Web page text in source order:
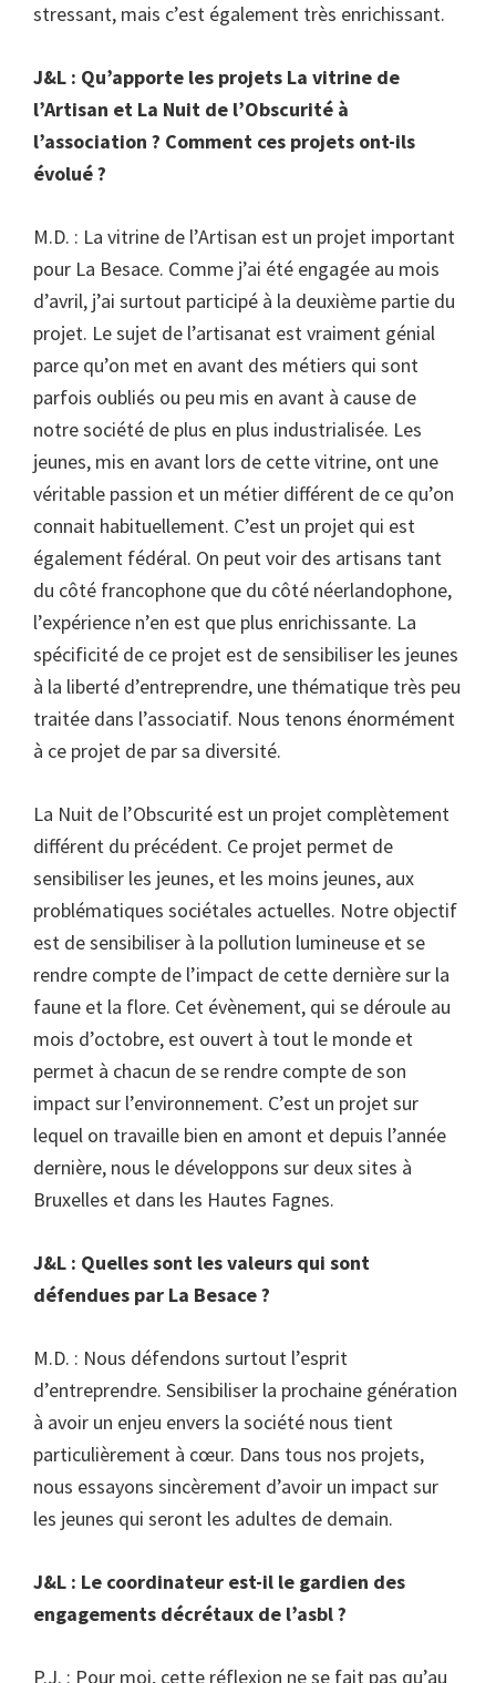
stressant, mais c’est également très enrichissant.
J&L : Qu’apporte les projets La vitrine de
l’Artisan et La Nuit de l’Obscurité à
l’association ? Comment ces projets ont-ils
évolué ?
M.D. : La vitrine de l’Artisan est un projet important
pour La Besace. Comme j’ai été engagée au mois
d’avril, j’ai surtout participé à la deuxième partie du
projet. Le sujet de l’artisanat est vraiment génial
parce qu’on met en avant des métiers qui sont
parfois oubliés ou peu mis en avant à cause de
notre société de plus en plus industrialisée. Les
jeunes, mis en avant lors de cette vitrine, ont une
véritable passion et un métier différent de ce qu’on
connait habituellement. C’est un projet qui est
également fédéral. On peut voir des artisans tant
du côté francophone que du côté néerlandophone,
l’expérience n’en est que plus enrichissante. La
spécificité de ce projet est de sensibiliser les jeunes
à la liberté d’entreprendre, une thématique très peu
traitée dans l’associatif. Nous tenons énormément
à ce projet de par sa diversité.
La Nuit de l’Obscurité est un projet complètement
différent du précédent. Ce projet permet de
sensibiliser les jeunes, et les moins jeunes, aux
problématiques sociétales actuelles. Notre objectif
est de sensibiliser à la pollution lumineuse et se
rendre compte de l’impact de cette dernière sur la
faune et la flore. Cet évènement, qui se déroule au
mois d’octobre, est ouvert à tout le monde et
permet à chacun de se rendre compte de son
impact sur l’environnement. C’est un projet sur
lequel on travaille bien en amont et depuis l’année
dernière, nous le développons sur deux sites à
Bruxelles et dans les Hautes Fagnes.
J&L : Quelles sont les valeurs qui sont
défendues par La Besace ?
M.D. : Nous défendons surtout l’esprit
d’entreprendre. Sensibiliser la prochaine génération
à avoir un enjeu envers la société nous tient
particulièrement à cœur. Dans tous nos projets,
nous essayons sincèrement d’avoir un impact sur
les jeunes qui seront les adultes de demain.
J&L : Le coordinateur est-il le gardien des
engagements décrétaux de l’asbl ?
P.J. : Pour moi, cette réflexion ne se fait pas qu’au